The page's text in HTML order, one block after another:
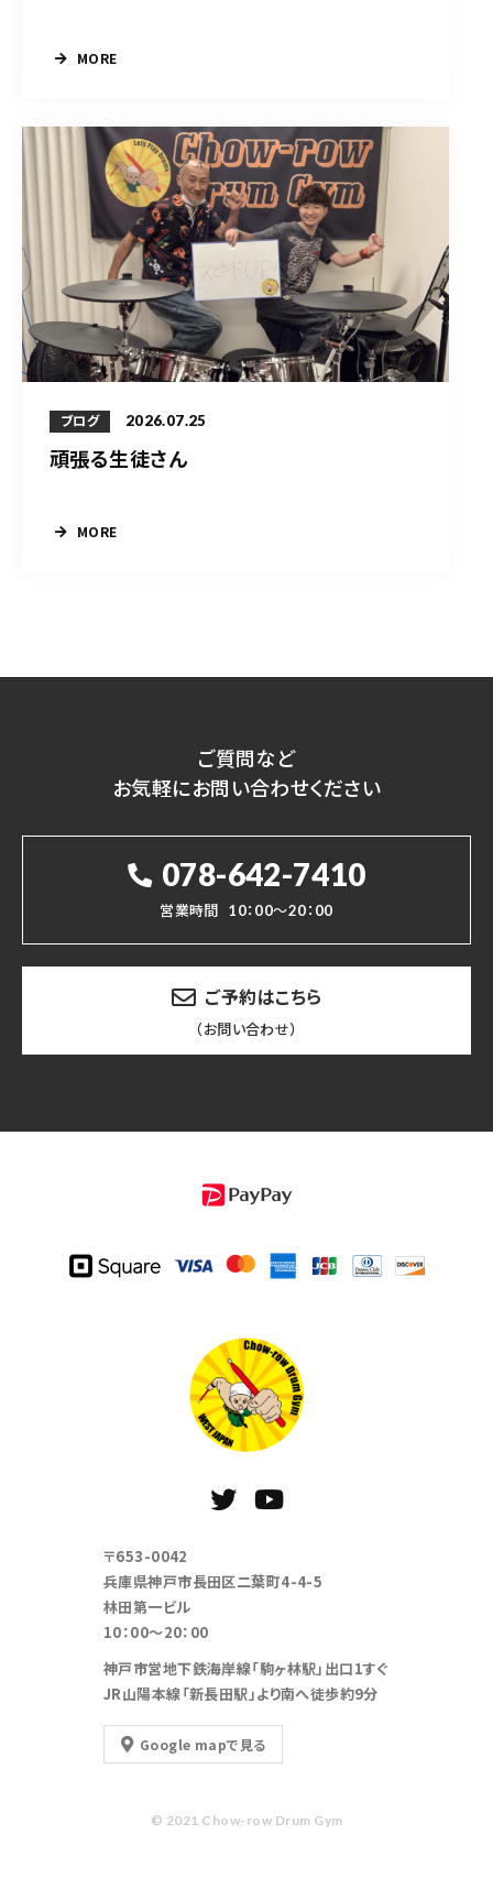
MORE
ブログ 2026.07.25
頑張る生徒さん
MORE
ご質問など
お気軽にお問い合わせください
078-642-7410
営業時間 10：00～20：00
ご予約はこちら
（お問い合わせ）
〒653-0042
兵庫県神戸市長田区二葉町4-4-5
林田第一ビル
10：00～20：00
神戸市営地下鉄海岸線「駒ヶ林駅」出口1すぐ
JR山陽本線「新長田駅」より南へ徒歩約9分
Google mapで見る
© 2021 Chow-row Drum Gym